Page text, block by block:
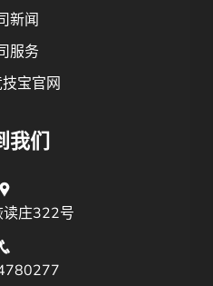
新闻
服务
宝官网
我们
读庄322号